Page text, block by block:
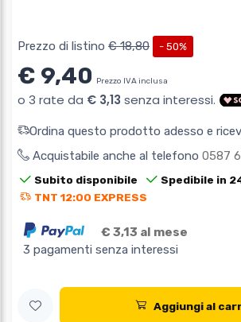
Prezzo di listino € 18,80 - 50%
€ 9,40 Prezzo IVA inclusa
Ordina questo prodotto adesso e
Acquistabile anche al telefono 0587
Subito disponibile
Spedibile in
TNT 12:00 EXPRESS
€ 3,13 al mese
3 pagamenti senza interessi
Aggiungi al